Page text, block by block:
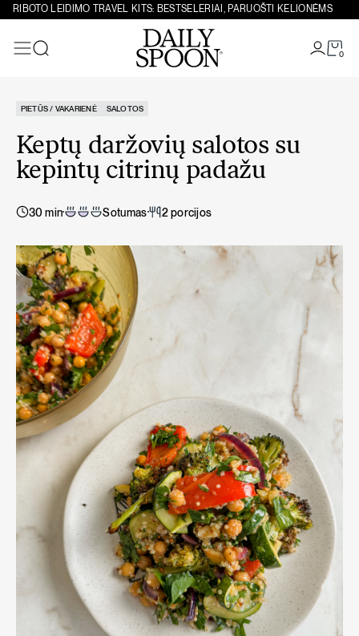
Eiti prie turinio
RIBOTO LEIDIMO TRAVEL KITS: BESTSELERIAI, PARUOŠTI KELIONĖMS
0
PIETŪS / VAKARIENĖ SALOTOS
Keptų daržovių salotos su
kepintų citrinų padažu
30 min Sotumas 2 porcijos